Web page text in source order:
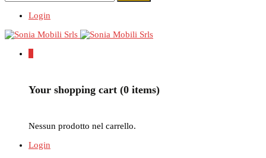
Login
Your shopping cart (0 items)
Nessun prodotto nel carrello.
Login